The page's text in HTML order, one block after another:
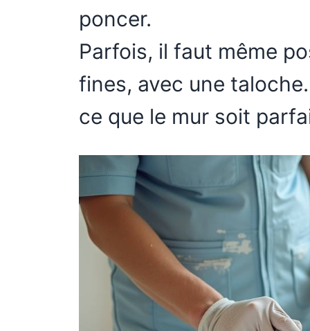
poncer.
Parfois, il faut même
fines, avec une
ce que le mur soit